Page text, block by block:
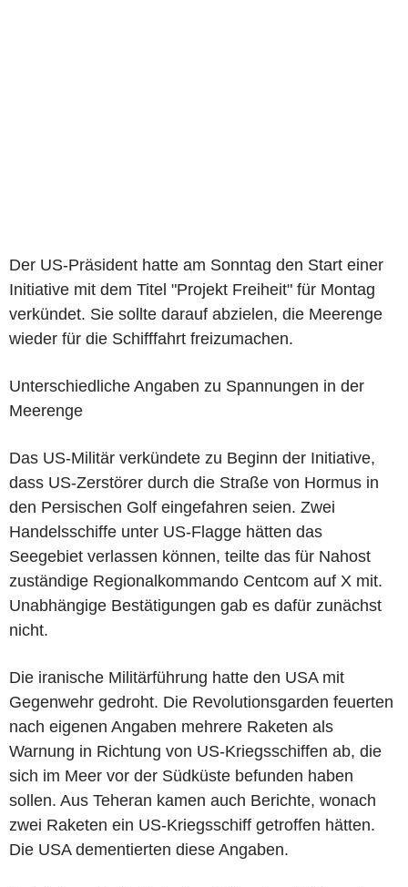
Der US-Präsident hatte am Sonntag den Start einer
Initiative mit dem Titel "Projekt Freiheit" für Montag
verkündet. Sie sollte darauf abzielen, die Meerenge
wieder für die Schifffahrt freizumachen.
Unterschiedliche Angaben zu Spannungen in der
Meerenge
Das US-Militär verkündete zu Beginn der Initiative,
dass US-Zerstörer durch die Straße von Hormus in
den Persischen Golf eingefahren seien. Zwei
Handelsschiffe unter US-Flagge hätten das
Seegebiet verlassen können, teilte das für Nahost
zuständige Regionalkommando Centcom auf X mit.
Unabhängige Bestätigungen gab es dafür zunächst
nicht.
Die iranische Militärführung hatte den USA mit
Gegenwehr gedroht. Die Revolutionsgarden feuerten
nach eigenen Angaben mehrere Raketen als
Warnung in Richtung von US-Kriegsschiffen ab, die
sich im Meer vor der Südküste befunden haben
sollen. Aus Teheran kamen auch Berichte, wonach
zwei Raketen ein US-Kriegsschiff getroffen hätten.
Die USA dementierten diese Angaben.